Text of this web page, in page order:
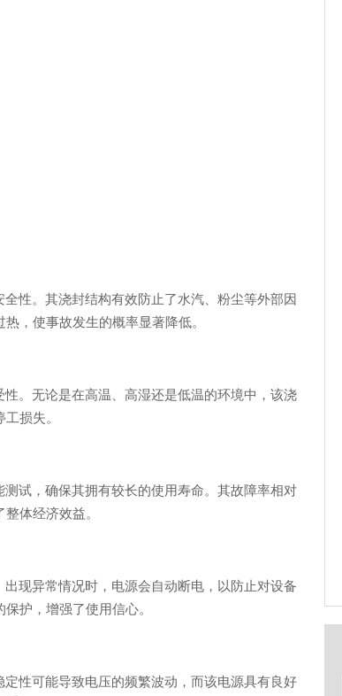
性。其浇封结构有效防止了水汽、粉尘等外部因
，使事故发生的概率显著降低。
。无论是在高温、高湿还是低温的环境中，该浇
损失。
试，确保其拥有较长的使用寿命。其故障率相对
体经济效益。
现异常情况时，电源会自动断电，以防止对设备
护，增强了使用信心。
性可能导致电压的频繁波动，而该电源具有良好